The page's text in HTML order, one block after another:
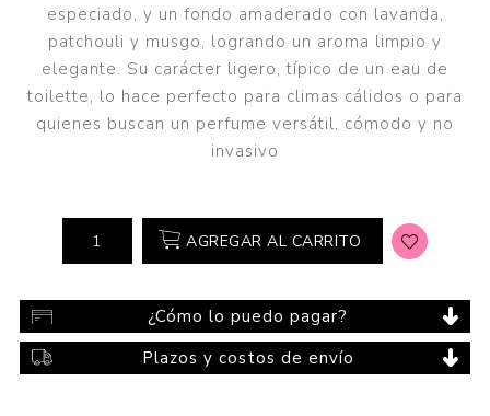
especiado, y un fondo amaderado con lavanda,
patchouli y musgo, logrando un aroma limpio y
elegante. Su carácter ligero, típico de un eau de
toilette, lo hace perfecto para climas cálidos o para
quienes buscan un perfume versátil, cómodo y no
invasivo
AGREGAR AL CARRITO
¿Cómo lo puedo pagar?
Plazos y costos de envío